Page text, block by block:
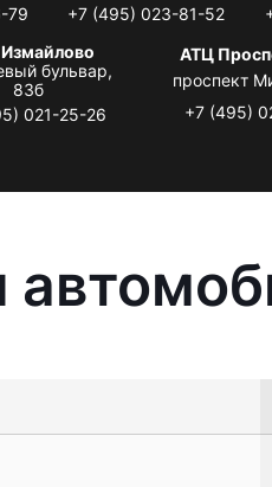
79
+7 (495) 023-81-52
бульвар,
83б
021-25-26
АТЦ
проспект
+7 (495)